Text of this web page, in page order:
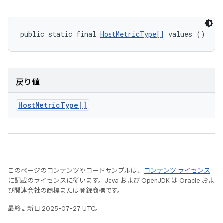
public static final HostMetricType[] values ()
戻り値
HostMetricType[]
このページのコンテンツやコードサンプルは、
コンテンツ ライセンス
に記載のライセンスに従います。Java および OpenJDK は Oracle およ
び関連会社の商標または登録商標です。
最終更新日 2025-07-27 UTC。